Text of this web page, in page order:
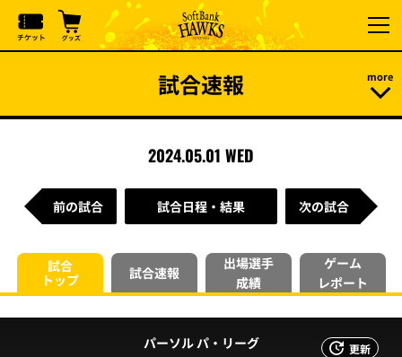
試合速報
2024.05.01 WED
前の試合 試合日程・結果 次の試合
試合
トップ
試合速報
出場選手
成績
ゲーム
レポート
更新
パーソル パ・リーグ